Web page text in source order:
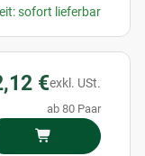
sofort lieferbar
€exkl. USt.
ab 80 Paar